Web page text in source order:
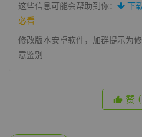
这些信息可能会帮助到你：
下
必看
修改版本安卓软件，加群提示为修
意鉴别
赞